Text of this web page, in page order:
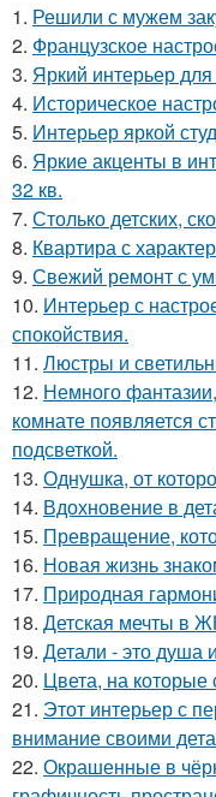
1. Решили с мужем
2. Французское
3. Яркий интерьер
4. Историческое
5. Интерьер яркой
6. Яркие акценты в
32 кв.
7. Столько детских,
8. Квартира с
9. Свежий ремонт с
10. Интерьер с
спокойствия.
11. Люстры и
12. Немного
комнате появляется
подсветкой.
13. Однушка, от
14. Вдохновение в
15. Превращение,
16. Новая жизнь
17. Природная
18. Детская мечты в
19. Детали - это душа
20. Цвета, на которые
21. Этот интерьер с
внимание своими
22. Окрашенные в